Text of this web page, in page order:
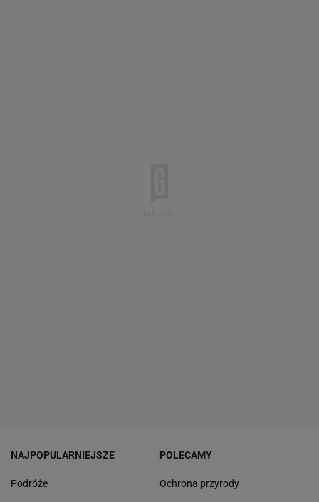
NAJPOPULARNIEJSZE
Podróże
POLECAMY
Ochrona przyrody